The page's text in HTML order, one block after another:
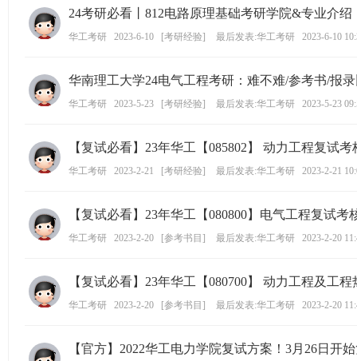
24考研必看丨812电路原理基础考研学院&专业介绍
华工考研 2023-6-10 [考研经验] 最后发表:华工考研 2023-6-10
华南理工大学24电气工程考研：难不难/参考书/报
华工考研 2023-5-23 [考研经验] 最后发表:华工考研 2023-5-23
【复试必看】23年华工【085802】 动力工程复试
华工考研 2023-2-21 [考研经验] 最后发表:华工考研 2023-2-21
【复试必看】23年华工【080800】电气工程复试
华工考研 2023-2-20 [参考书目 ] 最后发表:华工考研 2023-2-20
【复试必看】23年华工【080700】 动力工程及工
华工考研 2023-2-20 [参考书目 ] 最后发表:华工考研 2023-2-20
【官方】2022华工电力学院复试方案！3月26日开